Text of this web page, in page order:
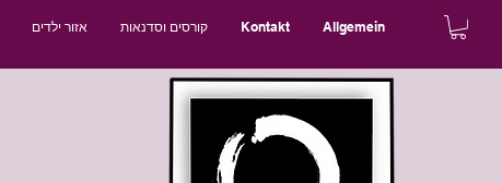
אזור ילדים קורסים וסדנאות Kontakt Allgemein